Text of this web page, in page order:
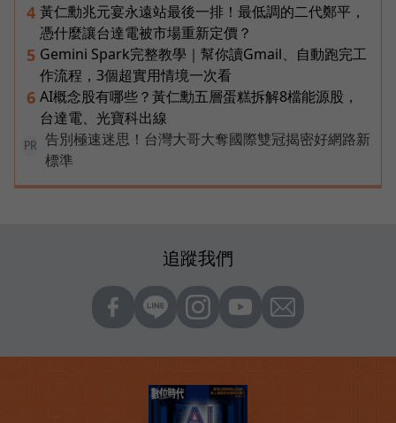
4 黃仁勳兆元宴永遠站最後一排！最低調的二代鄭平，
憑什麼讓台達電被市場重新定價？
5 Gemini Spark完整教學｜幫你讀Gmail、自動跑完工
作流程，3個超實用情境一次看
6 AI概念股有哪些？黃仁勳五層蛋糕拆解8檔能源股，
台達電、光寶科出線
PR
告別極速迷思！台灣大哥大奪國際雙冠揭密好網路新
標準
追蹤我們